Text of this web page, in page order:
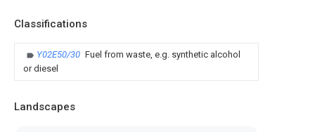
Classifications
Y02E50/30 Fuel from waste, e.g. synthetic alcohol
or diesel
Landscapes